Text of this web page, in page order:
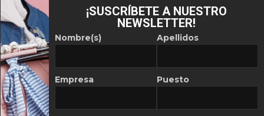
¡SUSCRÍBETE A NUESTRO
NEWSLETTER!
Nombre(s)
Empresa
Apellidos
Puesto